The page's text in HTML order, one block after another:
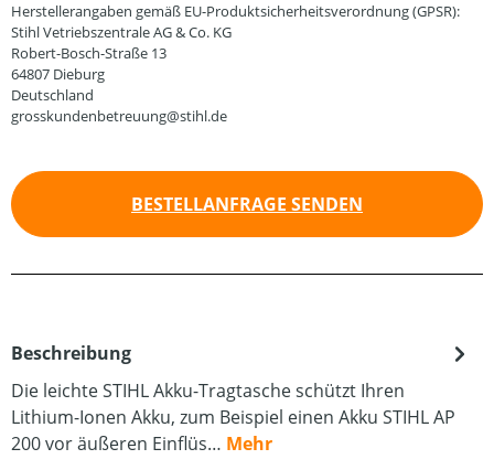
Herstellerangaben gemäß EU-Produktsicherheitsverordnung (GPSR):
Stihl Vetriebszentrale AG & Co. KG
Robert-Bosch-Straße 13
64807 Dieburg
Deutschland
grosskundenbetreuung@stihl.de
BESTELLANFRAGE SENDEN
Beschreibung
Die leichte STIHL Akku-Tragtasche schützt Ihren
Lithium-Ionen Akku, zum Beispiel einen Akku STIHL AP
200 vor äußeren Einflüs… Mehr